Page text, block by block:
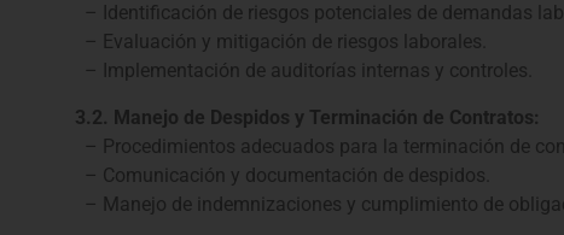
– Identificación de riesgos potenciales de demandas
– Evaluación y mitigación de riesgos laborales.
– Implementación de auditorías internas y controles.
3.2. Manejo de Despidos y Terminación de Contratos:
– Procedimientos adecuados para la terminación de
– Comunicación y documentación de despidos.
– Manejo de indemnizaciones y cumplimiento de